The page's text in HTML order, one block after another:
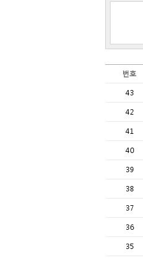
번호
43
42
41
40
39
38
37
36
35